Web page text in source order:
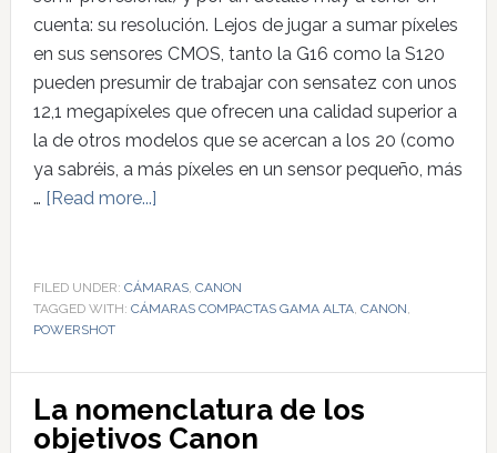
cuenta: su resolución. Lejos de jugar a sumar píxeles
en sus sensores CMOS, tanto la G16 como la S120
pueden presumir de trabajar con sensatez con unos
12,1 megapíxeles que ofrecen una calidad superior a
la de otros modelos que se acercan a los 20 (como
ya sabréis, a más píxeles en un sensor pequeño, más
… [Read more...]
FILED UNDER: CÁMARAS, CANON
TAGGED WITH: CÁMARAS COMPACTAS GAMA ALTA, CANON,
POWERSHOT
La nomenclatura de los
objetivos Canon